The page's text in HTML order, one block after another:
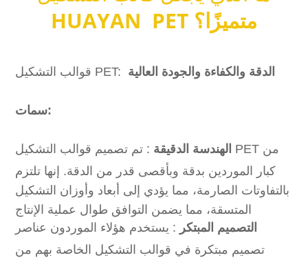
HUAYAN PET متميزًا؟
قوالب التشكيل PET: الدقة والكفاءة والجودة العالية
سمات:
الهندسة الدقيقة : تم تصميم قوالب التشكيل PET من
كبار الموردين بدقة وبأقصى قدر من الدقة. إنها تلتزم
بالتفاوتات الصارمة، مما يؤدي إلى أبعاد وأوزان التشكيل
المتسقة، مما يضمن التوافق طوال عملية الإنتاج
التصميم المبتكر : يستخدم هؤلاء الموردون عناصر
تصميم مبتكرة في قوالب التشكيل الخاصة بهم من